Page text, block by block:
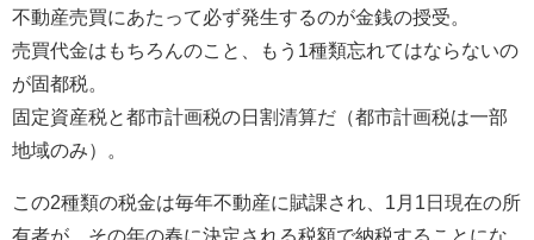
不動産売買にあたって必ず発生するのが金銭の授受。
売買代金はもちろんのこと、もう1種類忘れてはならないの
が固都税。
固定資産税と都市計画税の日割清算だ（都市計画税は一部
地域のみ）。
この2種類の税金は毎年不動産に賦課され、1月1日現在の所
有者が、その年の春に決定される税額で納税することにな